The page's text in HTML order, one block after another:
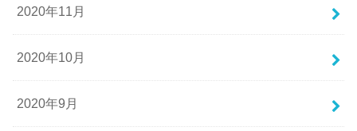
2020年11月
2020年10月
2020年9月